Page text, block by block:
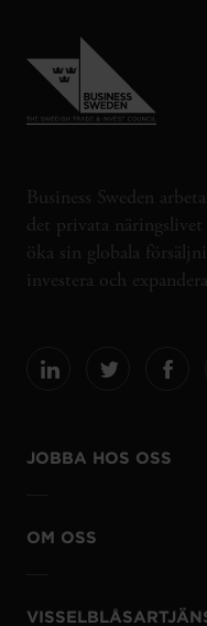
Business Sweden
det privata
öka sin globala
investera och
JOBBA HOS OSS
OM OSS